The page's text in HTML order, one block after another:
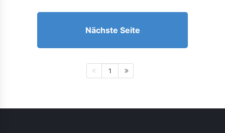
Nächste Seite
1